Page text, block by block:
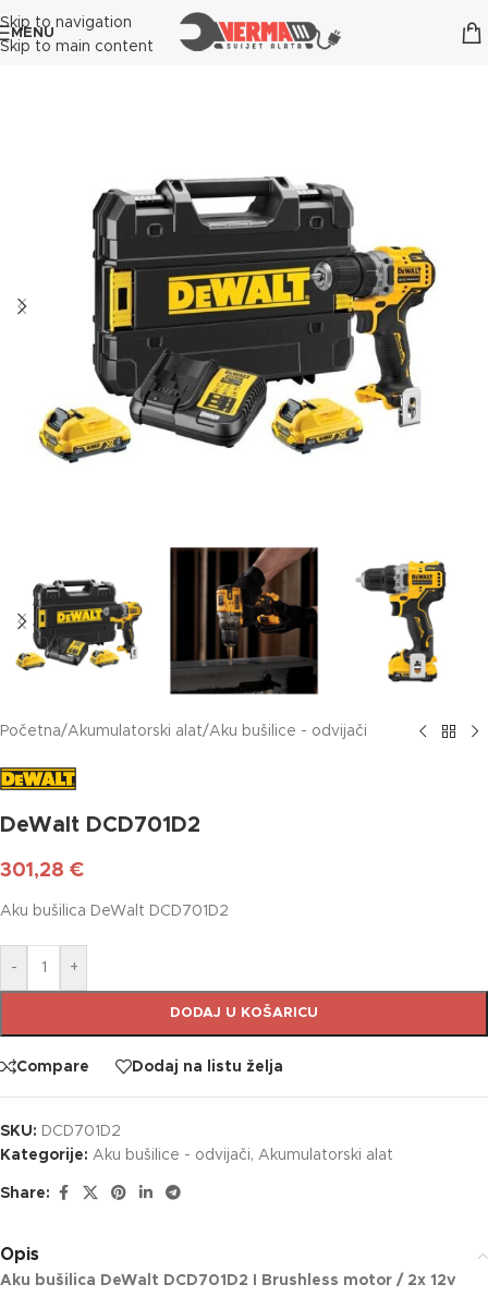
Skip to navigation
Skip to main content
MENU
Početna/Akumulatorski alat/Aku bušilice - odvijači
DeWalt DCD701D2
301,28 €
Aku bušilica DeWalt DCD701D2
- +
DODAJ U KOŠARICU
Compare Dodaj na listu želja
SKU: DCD701D2
Kategorije: Aku bušilice - odvijači, Akumulatorski alat
Share:
Opis
Aku bušilica DeWalt DCD701D2 I Brushless motor / 2x 12v